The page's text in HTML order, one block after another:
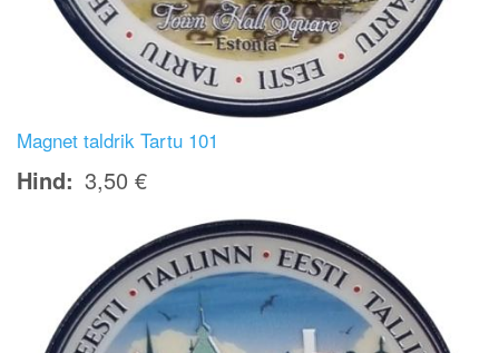
Magnet taldrik Tartu 101
Hind 3,50 €